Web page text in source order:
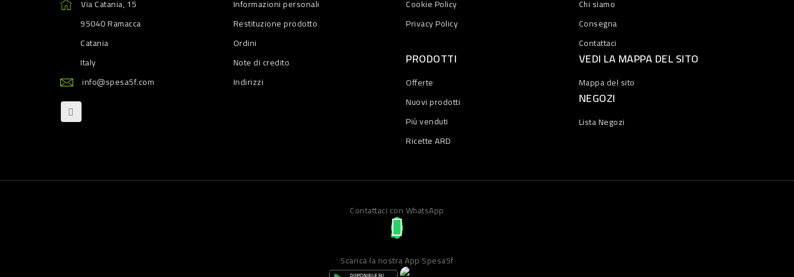
Via Catania, 15
95040 Ramacca
Catania
Italy
info@spesa5f.com
Informazioni personali
Restituzione prodotto
Ordini
Note di credito
Indirizzi
Cookie Policy
Privacy Policy
Chi siamo
Consegna
Contattaci
PRODOTTI
Offerte
Nuovi prodotti
Più venduti
Ricette ARD
VEDI LA MAPPA DEL SITO
Mappa del sito
NEGOZI
Lista Negozi
Contattaci con WhatsApp
Scarica la nostra App Spesa5f